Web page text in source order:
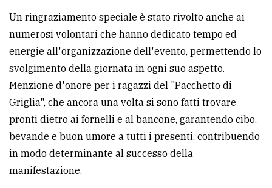
Un ringraziamento speciale è stato rivolto anche ai
numerosi volontari che hanno dedicato tempo ed
energie all'organizzazione dell'evento, permettendo lo
svolgimento della giornata in ogni suo aspetto.
Menzione d'onore per i ragazzi del "Pacchetto di
Griglia", che ancora una volta si sono fatti trovare
pronti dietro ai fornelli e al bancone, garantendo cibo,
bevande e buon umore a tutti i presenti, contribuendo
in modo determinante al successo della
manifestazione.